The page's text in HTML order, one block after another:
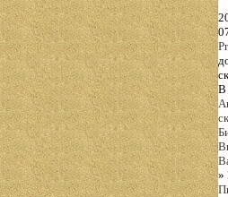
В
»